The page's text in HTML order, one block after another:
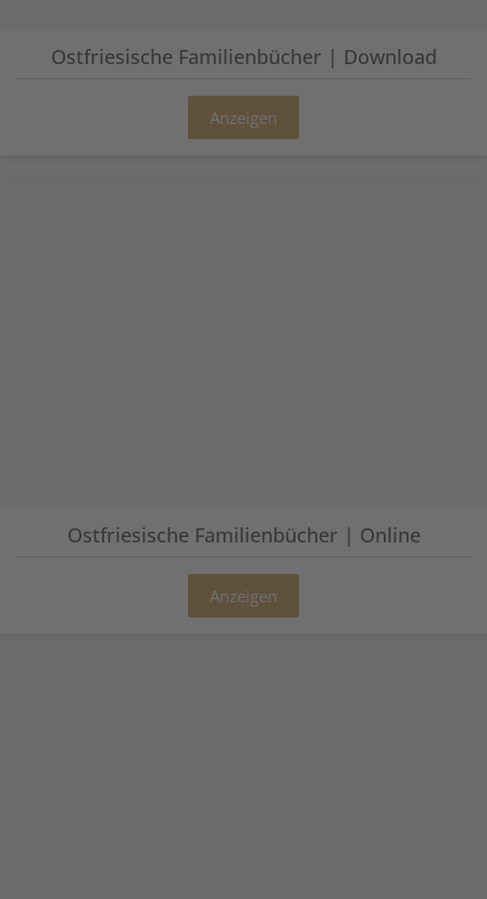
Ostfriesische Familienbücher | Download
Anzeigen
Ostfriesische Familienbücher | Online
Anzeigen